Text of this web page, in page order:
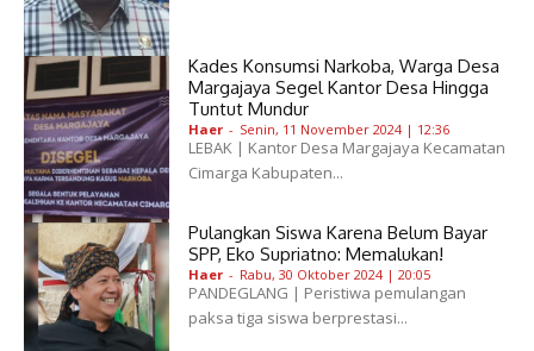
Kades Konsumsi Narkoba, Warga Desa
Margajaya Segel Kantor Desa Hingga
Tuntut Mundur
Haer - Senin, 11 November 2024 | 12:36
LEBAK | Kantor Desa Margajaya Kecamatan
Cimarga Kabupaten...
Pulangkan Siswa Karena Belum Bayar
SPP, Eko Supriatno: Memalukan!
Haer - Rabu, 30 Oktober 2024 | 20:05
PANDEGLANG | Peristiwa pemulangan
paksa tiga siswa berprestasi...